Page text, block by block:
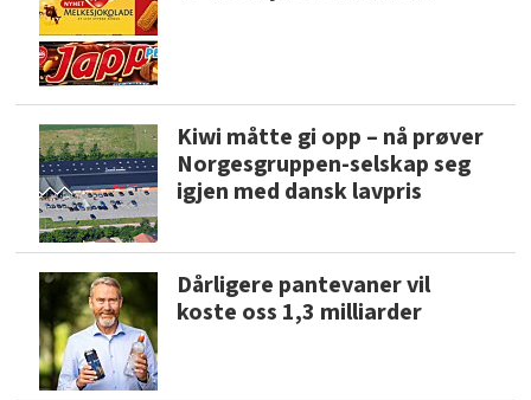
Kiwi måtte gi opp – nå prøver
Norgesgruppen-selskap seg
igjen med dansk lavpris
Dårligere pantevaner vil
koste oss 1,3 milliarder